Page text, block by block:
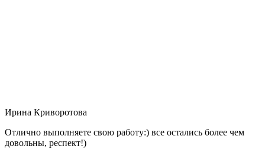
Ирина Криворотова
Отлично выполняете свою работу:) все остались более чем
довольны, респект!)